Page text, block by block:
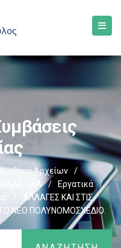
Αρχείων
/
/ Εργατικά
/
/
ΑΛΛΑΓΕΣ ΚΑΙ ΣΤΙΣ
ΤΟ ΝΕΟ ΠΟΛΥΝΟΜΟΣΧΕΔΙΟ.